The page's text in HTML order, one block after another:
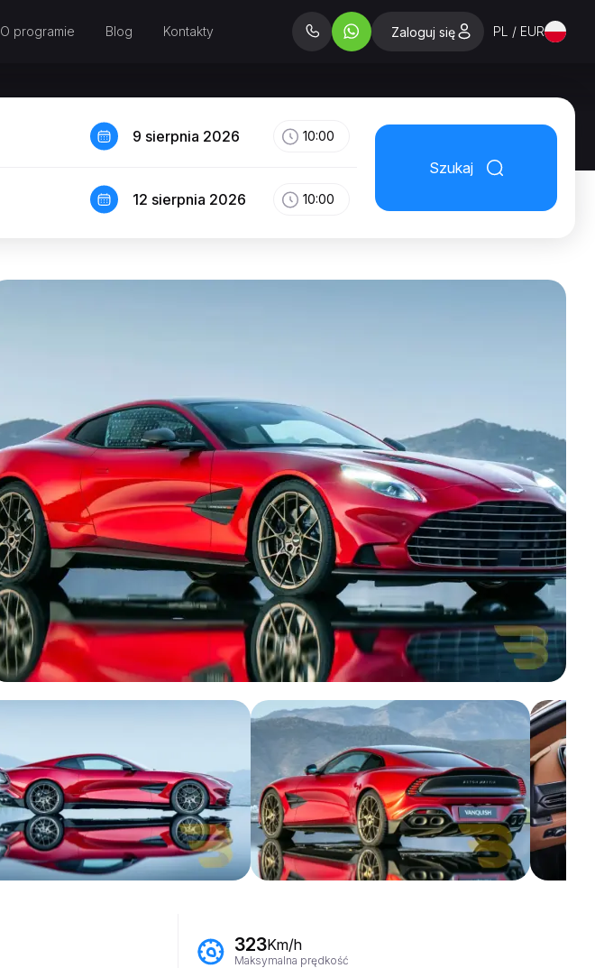
O programie Blog Kontakty Zaloguj się PL / EUR
9 sierpnia 2026 10:00
12 sierpnia 2026 10:00
Szukaj
323Km/h
Maksymalna prędkość